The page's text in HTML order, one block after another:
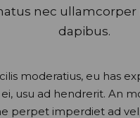
nec ullamcorper
dapibus.
moderatius, eu has
usu ad hendrerit. An
perpet imperdiet ad